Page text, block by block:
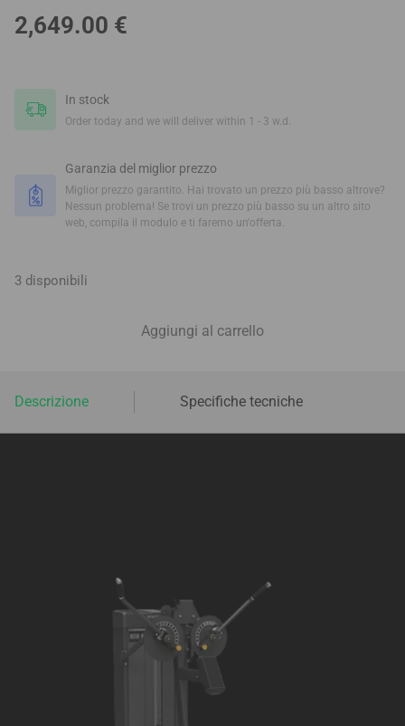
2,649.00 €
In stock
Order today and we will deliver within 1 - 3 w.d.
Garanzia del miglior prezzo
Miglior prezzo garantito. Hai trovato un prezzo più basso altrove?
Nessun problema! Se trovi un prezzo più basso su un altro sito
web, compila il modulo e ti faremo un'offerta.
3 disponibili
Aggiungi al carrello
Descrizione Specifiche tecniche